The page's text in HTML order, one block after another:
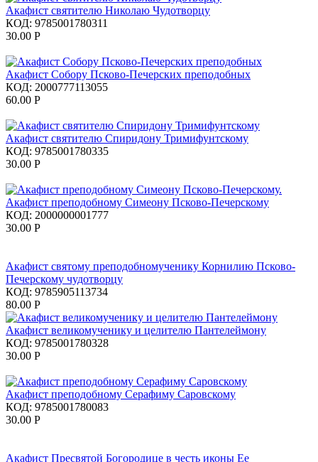
Акафист святителю Николаю Чудотворцу
КОД: 9785001780311
30.00 Р
Акафист Собору Псково-Печерских преподобных
КОД: 2000777113055
60.00 Р
Акафист святителю Спиридону Тримифунтскому
КОД: 9785001780335
30.00 Р
Акафист преподобному Симеону Псково-Печерскому
КОД: 2000000001777
30.00 Р
Акафист святому преподобномученику Корнилию Псково-
Печерскому чудотворцу
КОД: 9785905113734
80.00 Р
Акафист великомученику и целителю Пантелеймону
КОД: 9785001780328
30.00 Р
Акафист преподобному Серафиму Саровскому
КОД: 9785001780083
30.00 Р
Акафист Пресвятой Богородице в честь иконы Ее